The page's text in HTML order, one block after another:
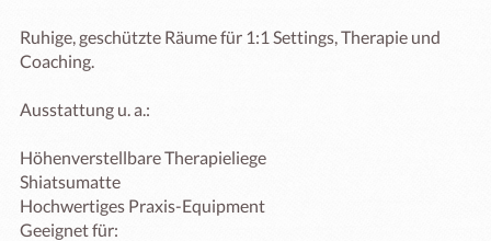
Ruhige, geschützte Räume für 1:1 Settings, Therapie und
Coaching.
Ausstattung u. a.:
Höhenverstellbare Therapieliege
Shiatsumatte
Hochwertiges Praxis-Equipment
Geeignet für: